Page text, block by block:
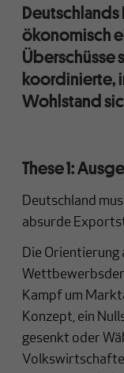
ökonomisch
Überschüsse
koordinierte,
Wohlstand
These 1:
Deutschland
absurde
Die Orientierung
Kampf um
Konzept, ein
gesenkt oder